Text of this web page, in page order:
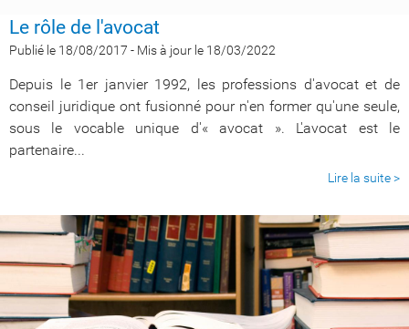
Le rôle de l'avocat
Publié le 18/08/2017 - Mis à jour le 18/03/2022
Depuis le 1er janvier 1992, les professions d'avocat et de
conseil juridique ont fusionné pour n'en former qu'une seule,
sous le vocable unique d'« avocat ». L'avocat est le
partenaire...
Lire la suite >